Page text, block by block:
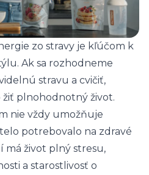
zo stravy je kľúčom k
Ak sa rozhodneme
stravu a cvičiť,
žiť plnohodnotný život.
nie vždy umožňuje
potrebovalo na zdravé
má život plný stresu,
a starostlivosť o